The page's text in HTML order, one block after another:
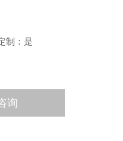
制：是
询